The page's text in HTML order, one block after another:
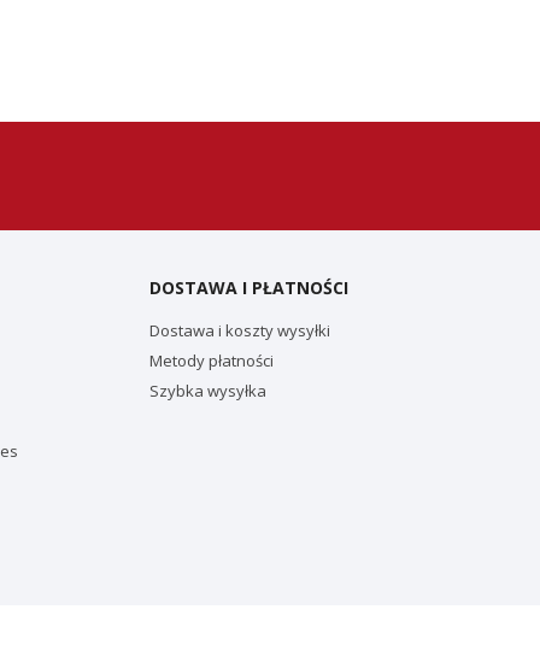
DOSTAWA I PŁATNOŚCI
Dostawa i koszty wysyłki
Metody płatności
Szybka wysyłka